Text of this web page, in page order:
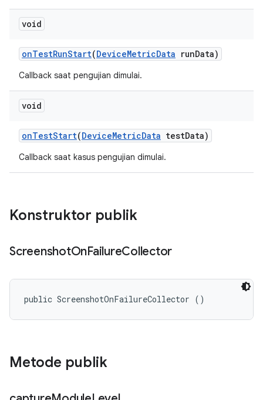
void
onTestRunStart(DeviceMetricData runData)
Callback saat pengujian dimulai.
void
onTestStart(DeviceMetricData testData)
Callback saat kasus pengujian dimulai.
Konstruktor publik
ScreenshotOnFailureCollector
public ScreenshotOnFailureCollector ()
Metode publik